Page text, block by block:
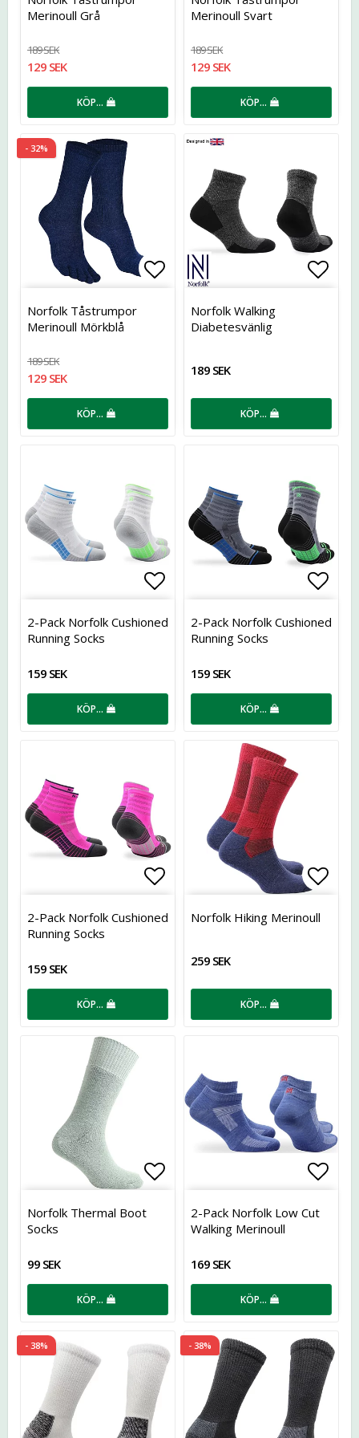
Merinoull Grå
189 SEK
129 SEK
KÖP…
Merinoull Svart
189 SEK
129 SEK
KÖP…
- 32%
Lägg till i favoritlistan
Norfolk Tåstrumpor
Merinoull Mörkblå
189 SEK
129 SEK
KÖP…
Norfolk Walking
Diabetesvänlig
189 SEK
KÖP…
Lägg till i favoritlistan
2-Pack Norfolk Cushioned
Running Socks
159 SEK
KÖP…
2-Pack Norfolk Cushioned
Running Socks
159 SEK
KÖP…
Lägg till i favoritlistan
2-Pack Norfolk Cushioned
Running Socks
159 SEK
KÖP…
Norfolk Hiking Merinoull
259 SEK
KÖP…
Lägg till i favoritlistan
Norfolk Thermal Boot
Socks
99 SEK
KÖP…
2-Pack Norfolk Low Cut
Walking Merinoull
169 SEK
KÖP…
- 38% - 38%